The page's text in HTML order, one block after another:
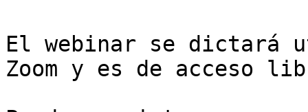
El webinar se dictará
Zoom y es de acceso